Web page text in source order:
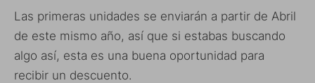
Las primeras unidades se enviarán a partir de Abril
de este mismo año, así que si estabas buscando
algo así, esta es una buena oportunidad para
recibir un descuento.